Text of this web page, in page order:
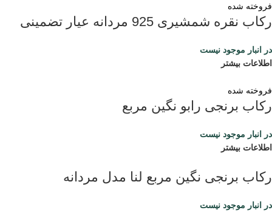
فروخته شده
رکاب نقره شمشیری 925 مردانه عیار تضمینی
در انبار موجود نیست
اطلاعات بیشتر
فروخته شده
رکاب برنجی رابو نگین مربع
در انبار موجود نیست
اطلاعات بیشتر
رکاب برنجی نگین مربع لنا مدل مردانه
در انبار موجود نیست